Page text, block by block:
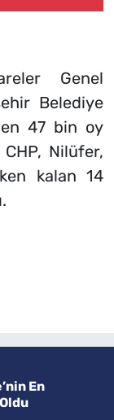
Genel
Belediye
47 bin oy
Nilüfer,
kalan 14
En